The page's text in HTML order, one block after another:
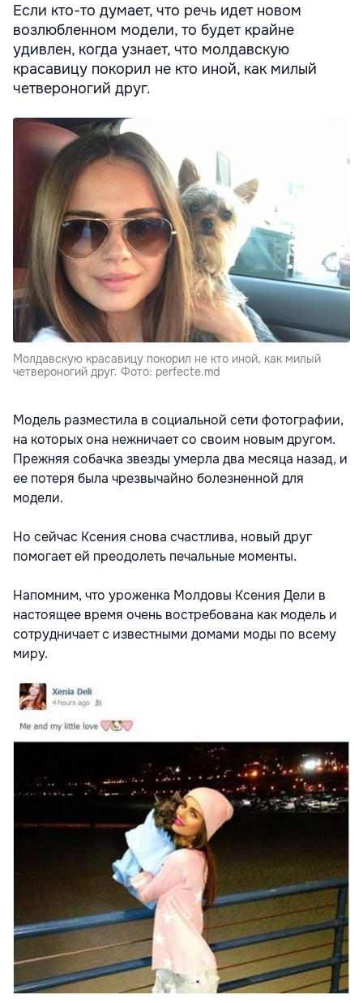
Если кто-то думает, что речь идет новом
возлюбленном модели, то будет крайне
удивлен, когда узнает, что молдавскую
красавицу покорил не кто иной, как милый
четвероногий друг.
Молдавскую красавицу покорил не кто иной, как милый
четвероногий друг. Фото: perfecte.md
Модель разместила в социальной сети фотографии,
на которых она нежничает со своим новым другом.
Прежняя собачка звезды умерла два месяца назад, и
ее потеря была чрезвычайно болезненной для
модели.
Но сейчас Ксения снова счастлива, новый друг
помогает ей преодолеть печальные моменты.
Напомним, что уроженка Молдовы Ксения Дели в
настоящее время очень востребована как модель и
сотрудничает с известными домами моды по всему
миру.